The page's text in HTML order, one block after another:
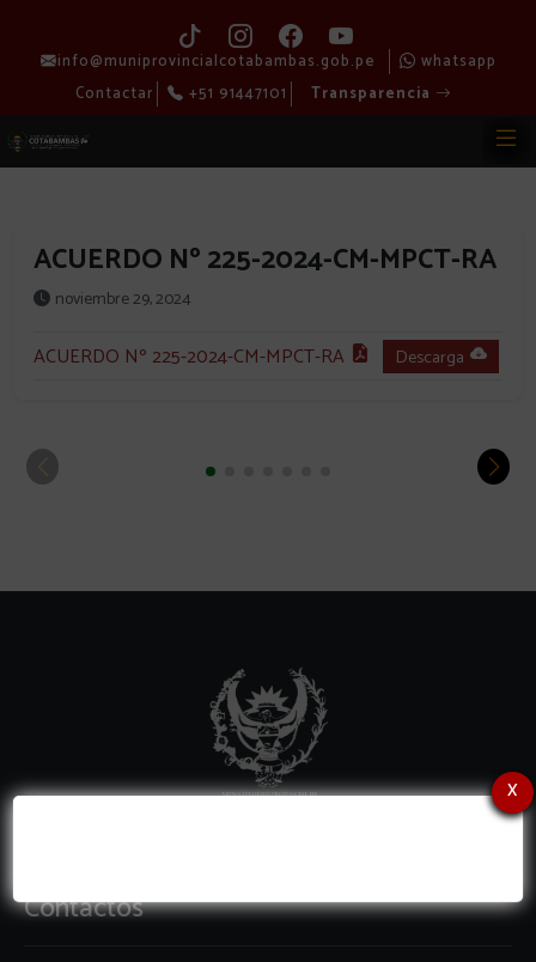
info@muniprovincialcotabambas.gob.pe
whatsapp
Contactar
+51 91447101 Transparencia
ACUERDO Nº 225-2024-CM-MPCT-RA
noviembre 29, 2024
ACUERDO Nº 225-2024-CM-MPCT-RA Descarga
x
Contactos